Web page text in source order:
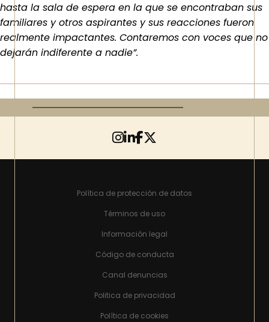
hasta la sala de espera en la que se encontraban sus
familiares y otros aspirantes y sus reacciones fueron
realmente impactantes. Contaremos con voces que no
dejarán indiferente a nadie”.
Política de protección de datos
Términos de uso
Información legal
Código de conducta
Canal denuncias
Politica de privacidad
Política de cookies